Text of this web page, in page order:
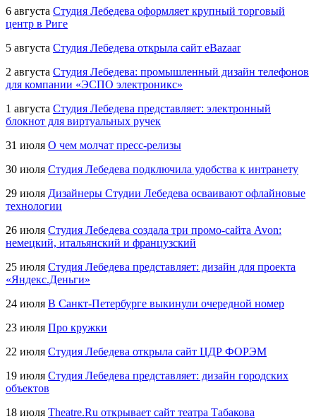
6 августа Студия Лебедева оформляет крупный торговый
центр в Риге
5 августа Студия Лебедева открыла сайт eBazaar
2 августа Студия Лебедева: промышленный дизайн телефонов
для компании «ЭСПО электроникс»
1 августа Студия Лебедева представляет: электронный
блокнот для виртуальных ручек
31 июля О чем молчат пресс-релизы
30 июля Студия Лебедева подключила удобства к интранету
29 июля Дизайнеры Студии Лебедева осваивают офлайновые
технологии
26 июля Студия Лебедева создала три промо-сайта Avon:
немецкий, итальянский и французский
25 июля Студия Лебедева представляет: дизайн для проекта
«Яндекс.Деньги»
24 июля В Санкт-Петербурге выкинули очередной номер
23 июля Про кружки
22 июля Студия Лебедева открыла сайт ЦДР ФОРЭМ
19 июля Студия Лебедева представляет: дизайн городских
объектов
18 июля Theatre.Ru открывает сайт театра Табакова